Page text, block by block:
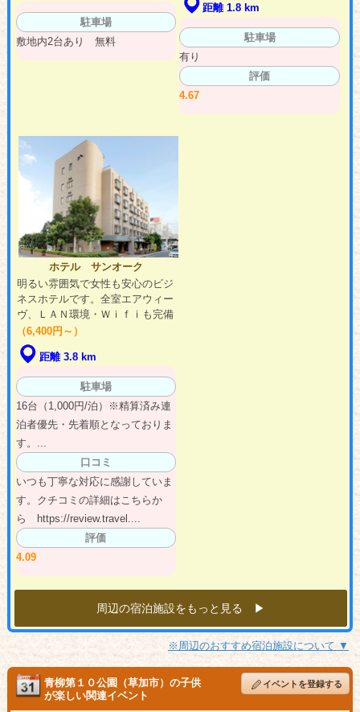
駐車場
敷地内2台あり 無料
距離 1.8 km
駐車場
有り
評価
4.67
ホテル サンオーク
明るい雰囲気で女性も安心のビジ
ネスホテルです。全室エアウィー
ヴ、ＬＡＮ環境・Ｗｉｆｉも完備
（6,400円～）
距離 3.8 km
駐車場
16台（1,000円/泊）※精算済み連
泊者優先・先着順となっておりま
す。...
口コミ
いつも丁寧な対応に感謝していま
す。クチコミの詳細はこちらか
ら https://review.travel....
評価
4.09
周辺の宿泊施設をもっと見る ▶︎
※周辺のおすすめ宿泊施設について ▼
青柳第１０公園（草加市）の子供
が楽しい関連イベント
イベントを登録する